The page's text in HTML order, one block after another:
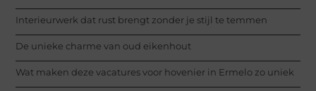
Interieurwerk dat rust brengt zonder je stijl te temmen
De unieke charme van oud eikenhout
Wat maken deze vacatures voor hovenier in Ermelo zo uniek